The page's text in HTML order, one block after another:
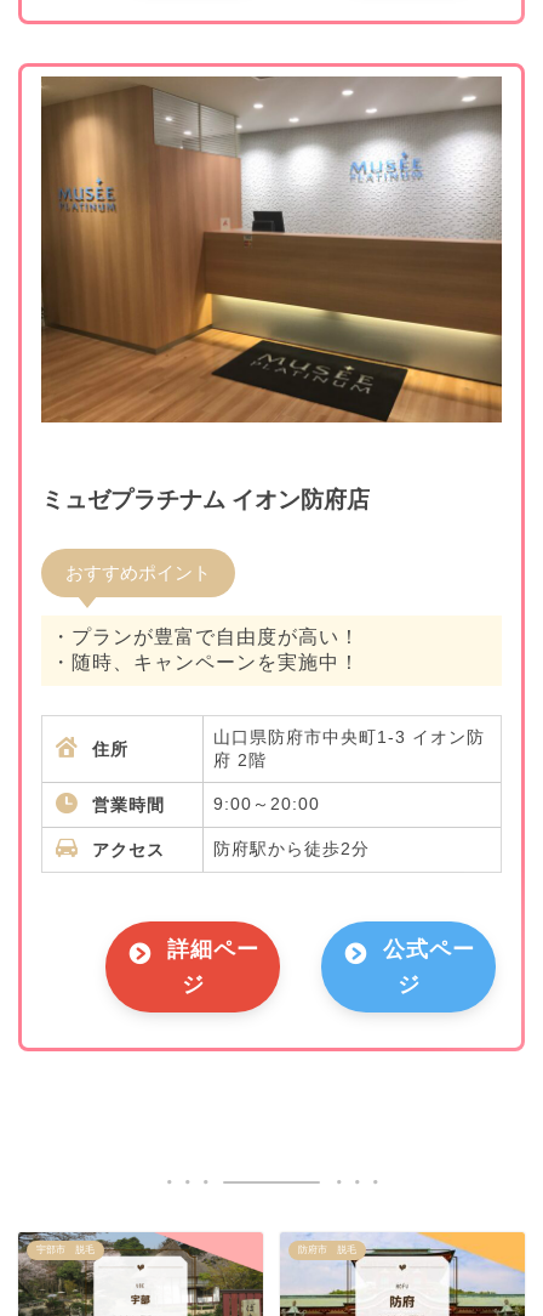
ミュゼプラチナム イオン防府店
おすすめポイント
・プランが豊富で自由度が高い！
・随時、キャンペーンを実施中！
住所
山口県防府市中央町1-3 イオン防
府 2階
営業時間 9:00～20:00
アクセス 防府駅から徒歩2分
詳細ペー
ジ
公式ペー
ジ
宇部市 脱毛 防府市 脱毛